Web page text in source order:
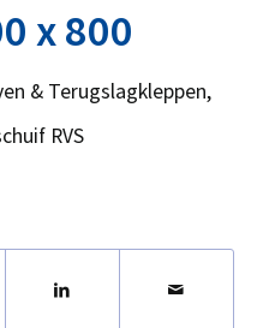
x 800
& Terugslagkleppen,
RVS